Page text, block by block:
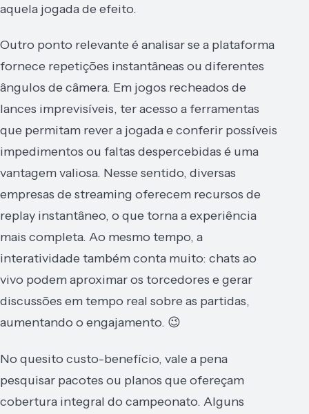
aquela jogada de efeito.
Outro ponto relevante é analisar se a plataforma
fornece repetições instantâneas ou diferentes
ângulos de câmera. Em jogos recheados de
lances imprevisíveis, ter acesso a ferramentas
que permitam rever a jogada e conferir possíveis
impedimentos ou faltas despercebidas é uma
vantagem valiosa. Nesse sentido, diversas
empresas de streaming oferecem recursos de
replay instantâneo, o que torna a experiência
mais completa. Ao mesmo tempo, a
interatividade também conta muito: chats ao
vivo podem aproximar os torcedores e gerar
discussões em tempo real sobre as partidas,
aumentando o engajamento. 😉
No quesito custo-benefício, vale a pena
pesquisar pacotes ou planos que ofereçam
cobertura integral do campeonato. Alguns